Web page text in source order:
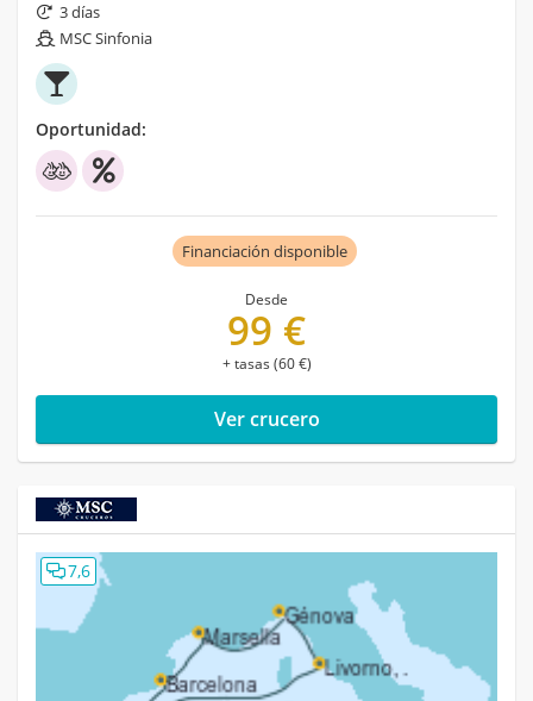
3 días
MSC Sinfonia
Oportunidad:
Financiación disponible
Desde
99 €
+ tasas (60 €)
Ver crucero
7,6